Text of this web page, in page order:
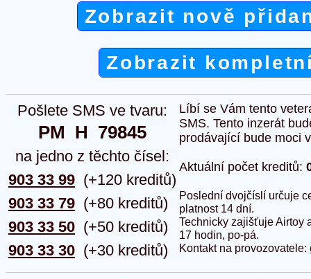
Zobrazit nově
Zobrazit
Pošlete SMS ve tvaru:
PM  H  79845
na jedno z těchto čísel:
903 33 99
903 33 79
903 33 50
903 33 30
(+120 kreditů)
(+80 kreditů)
(+50 kreditů)
(+30 kreditů)
Líbí se Vám tento
SMS. Tento inzerát
prodávající bude moci
Aktuální počet kreditů:
Poslední dvojčíslí určuje
platnost 14 dní.
Technicky zajišťuje Airtoy
17 hodin, po-pá.
Kontakt na provozovatele: